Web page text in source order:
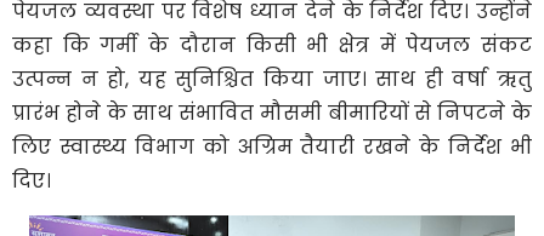
पेयजल व्यवस्था पर विशेष ध्यान देने के निर्देश दिए। उन्होंने
कहा कि गर्मी के दौरान किसी भी क्षेत्र में पेयजल संकट
उत्पन्न न हो, यह सुनिश्चित किया जाए। साथ ही वर्षा ऋतु
प्रारंभ होने के साथ संभावित मौसमी बीमारियों से निपटने के
लिए स्वास्थ्य विभाग को अग्रिम तैयारी रखने के निर्देश भी
दिए।